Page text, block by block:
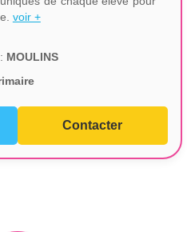
voir +
MOULINS
Contacter